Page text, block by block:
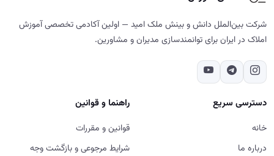
شرکت بین‌الملل دانش و بینش ملک امید — اولین آکادمی تخصصی آموزش
املاک در ایران برای توانمندسازی مدیران و مشاورین.
دسترسی سریع
خانه
درباره ما
راهنما و قوانین
قوانین و مقررات
شرایط مرجوعی و بازگشت وجه